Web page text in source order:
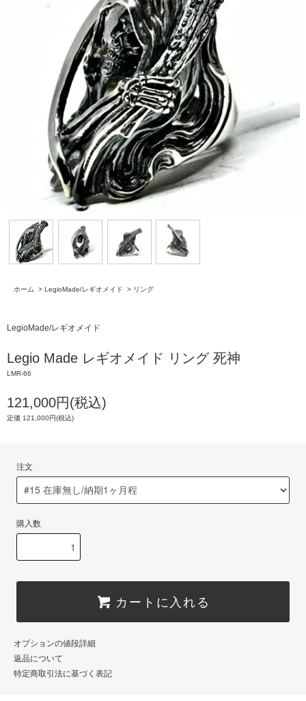
ホーム > LegioMade/レギオメイド > リング
LegioMade/レギオメイド
Legio Made レギオメイド リング 死神
LMR-66
121,000円(税込)
定価 121,000円(税込)
注文
購入数
カートに入れる
オプションの値段詳細
返品について
特定商取引法に基づく表記